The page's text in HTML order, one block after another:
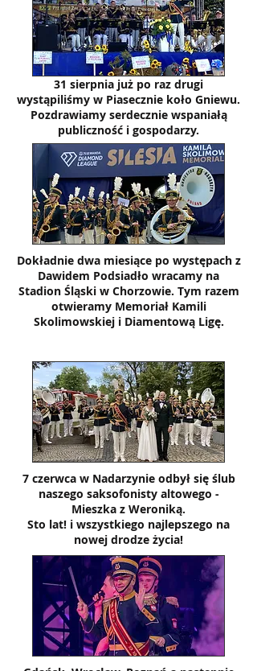
31 sierpnia już po raz drugi
wystąpiliśmy w Piasecznie koło Gniewu.
Pozdrawiamy serdecznie wspaniałą
publiczność i gospodarzy.
Dokładnie dwa miesiące po występach z
Dawidem Podsiadło wracamy na
Stadion Śląski w Chorzowie. Tym razem
otwieramy Memoriał Kamili
Skolimowskiej i Diamentową Ligę.
7 czerwca w Nadarzynie odbył się ślub
naszego saksofonisty altowego -
Mieszka z Weroniką.
Sto lat! i wszystkiego najlepszego na
nowej drodze życia!